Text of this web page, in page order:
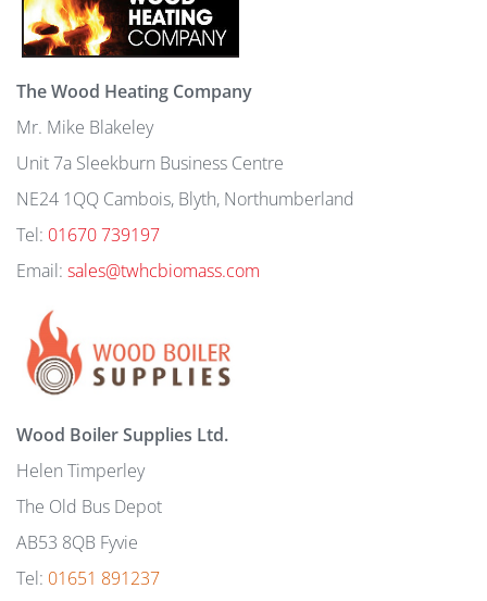
The Wood Heating Company
Mr. Mike Blakeley
Unit 7a Sleekburn Business Centre
NE24 1QQ Cambois, Blyth, Northumberland
Tel: 01670 739197
Email: sales@twhcbiomass.com
Wood Boiler Supplies Ltd.
Helen Timperley
The Old Bus Depot
AB53 8QB Fyvie
Tel: 01651 891237